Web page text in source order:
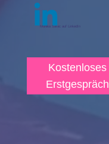
Monika Sarac auf LinkedIn
Kostenloses
Erstgespräch